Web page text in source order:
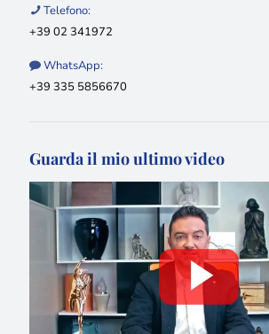
Telefono:
+39 02 341972
WhatsApp:
+39 335 5856670
Guarda il mio ultimo video